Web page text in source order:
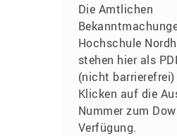
Die Amtlichen
Hochschule
stehen hier als
(nicht
Klicken auf die
Nummer zum
Verfügung.